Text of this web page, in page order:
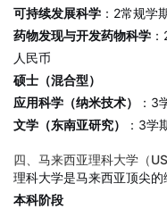
可持续发展科学 ：2常规学
药物发现与开发药物科学
人民币
硕士（混合型）
应用科学（纳米技术）
：3
文学（东南亚研究）
：3学
四、马来西亚理科大学（
理科大学是马来西亚顶尖
本科阶段